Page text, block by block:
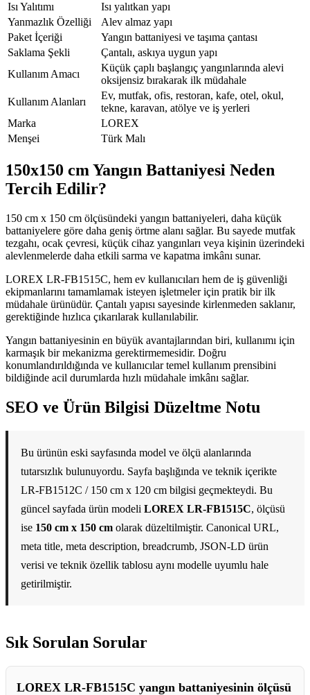
Isı Yalıtımı
Isı yalıtkan yapı
Yanmazlık Özelliği
Alev almaz yapı
Paket İçeriği
Yangın battaniyesi ve taşıma çantası
Saklama Şekli
Çantalı, askıya uygun yapı
Kullanım Amacı
Küçük çaplı başlangıç yangınlarında alevi
oksijensiz bırakarak ilk müdahale
Kullanım Alanları
Ev, mutfak, ofis, restoran, kafe, otel, okul,
tekne, karavan, atölye ve iş yerleri
Marka
LOREX
Menşei
Türk Malı
150x150 cm Yangın Battaniyesi Neden
Tercih Edilir?
150 cm x 150 cm ölçüsündeki yangın battaniyeleri, daha küçük
battaniyelere göre daha geniş örtme alanı sağlar. Bu sayede mutfak
tezgahı, ocak çevresi, küçük cihaz yangınları veya kişinin üzerindeki
alevlenmelerde daha etkili sarma ve kapatma imkânı sunar.
LOREX LR-FB1515C, hem ev kullanıcıları hem de iş güvenliği
ekipmanlarını tamamlamak isteyen işletmeler için pratik bir ilk
müdahale ürünüdür. Çantalı yapısı sayesinde kirlenmeden saklanır,
gerektiğinde hızlıca çıkarılarak kullanılabilir.
Yangın battaniyesinin en büyük avantajlarından biri, kullanımı için
karmaşık bir mekanizma gerektirmemesidir. Doğru
konumlandırıldığında ve kullanıcılar temel kullanım prensibini
bildiğinde acil durumlarda hızlı müdahale imkânı sağlar.
SEO ve Ürün Bilgisi Düzeltme Notu
Bu ürünün eski sayfasında model ve ölçü alanlarında
tutarsızlık bulunuyordu. Sayfa başlığında ve teknik içerikte
LR-FB1512C / 150 cm x 120 cm bilgisi geçmekteydi. Bu
güncel sayfada ürün modeli LOREX LR-FB1515C, ölçüsü
ise 150 cm x 150 cm olarak düzeltilmiştir. Canonical URL,
meta title, meta description, breadcrumb, JSON-LD ürün
verisi ve teknik özellik tablosu aynı modelle uyumlu hale
getirilmiştir.
Sık Sorulan Sorular
LOREX LR-FB1515C yangın battaniyesinin ölçüsü